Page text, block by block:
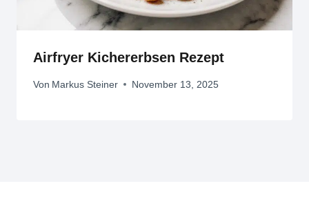
Airfryer Kichererbsen Rezept
Von Markus Steiner November 13, 2025